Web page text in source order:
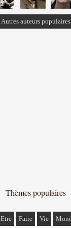
Autres auteurs populaires
Thèmes populaires
Etre Faire Vie